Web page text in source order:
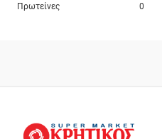
Πρωτείνες 0